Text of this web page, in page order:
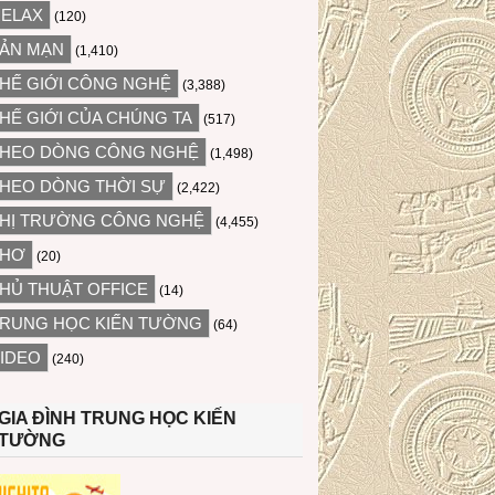
(120)
MẠN (1,410)
GIỚI CÔNG NGHỆ (3,388)
GIỚI CỦA CHÚNG TA (517)
DÒNG CÔNG NGHỆ (1,498)
DÒNG THỜI SỰ (2,422)
TRƯỜNG CÔNG NGHỆ (4,455)
(20)
THUẬT OFFICE (14)
HỌC KIẾN TƯỜNG (64)
(240)
ĐÌNH TRUNG HỌC KIẾN